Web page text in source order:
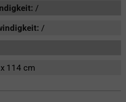
/
/
114 cm